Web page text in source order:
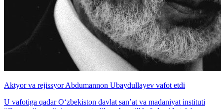
Aktyor va rejissyor Abdumannon Ubaydullayev vafot etdi
U vafotiga qadar O‘zbekiston davlat san’at va madaniyat instituti